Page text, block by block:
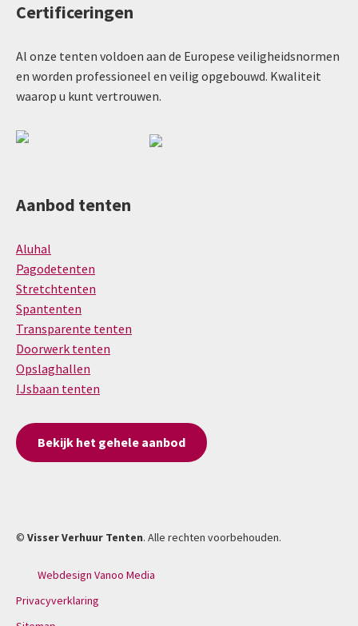
Certificeringen
Al onze tenten voldoen aan de Europese veiligheidsnormen
en worden professioneel en veilig opgebouwd. Kwaliteit
waarop u kunt vertrouwen.
Aanbod tenten
Aluhal
Pagodetenten
Stretchtenten
Spantenten
Transparente tenten
Doorwerk tenten
Opslaghallen
IJsbaan tenten
Bekijk het gehele aanbod
© Visser Verhuur Tenten. Alle rechten voorbehouden.
Webdesign Vanoo Media
Privacyverklaring